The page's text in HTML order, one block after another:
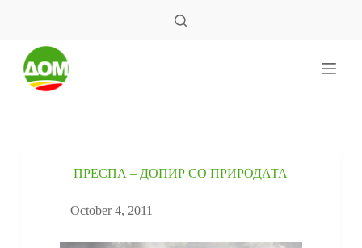
ПРЕСПА – ДОПИР СО ПРИРОДАТА
October 4, 2011